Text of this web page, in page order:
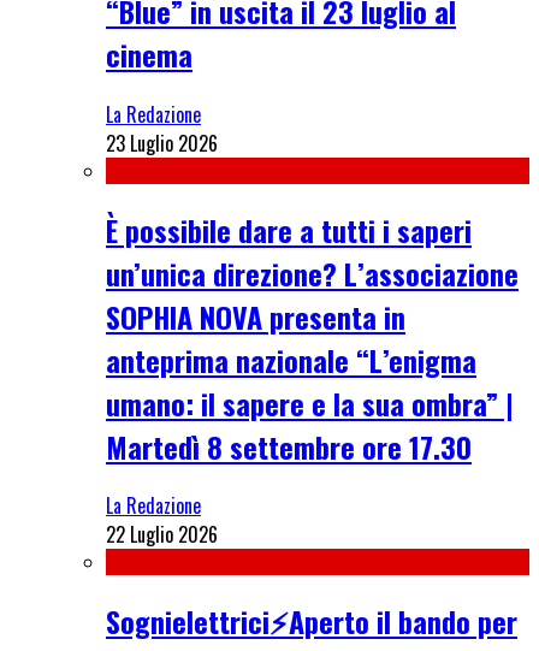
“Blue” in uscita il 23 luglio al
cinema
La Redazione
23 Luglio 2026
È possibile dare a tutti i saperi
un’unica direzione? L’associazione
SOPHIA NOVA presenta in
anteprima nazionale “L’enigma
umano: il sapere e la sua ombra” |
Martedì 8 settembre ore 17.30
La Redazione
22 Luglio 2026
Sognielettrici⚡Aperto il bando per